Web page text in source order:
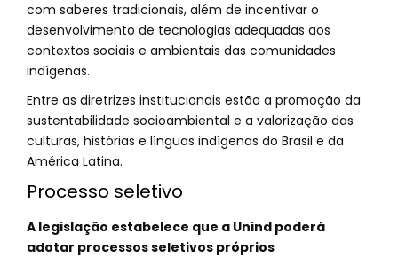
com saberes tradicionais, além de incentivar o
desenvolvimento de tecnologias adequadas aos
contextos sociais e ambientais das comunidades
indígenas.
Entre as diretrizes institucionais estão a promoção da
sustentabilidade socioambiental e a valorização das
culturas, histórias e línguas indígenas do Brasil e da
América Latina.
Processo seletivo
A legislação estabelece que a Unind poderá
adotar processos seletivos próprios